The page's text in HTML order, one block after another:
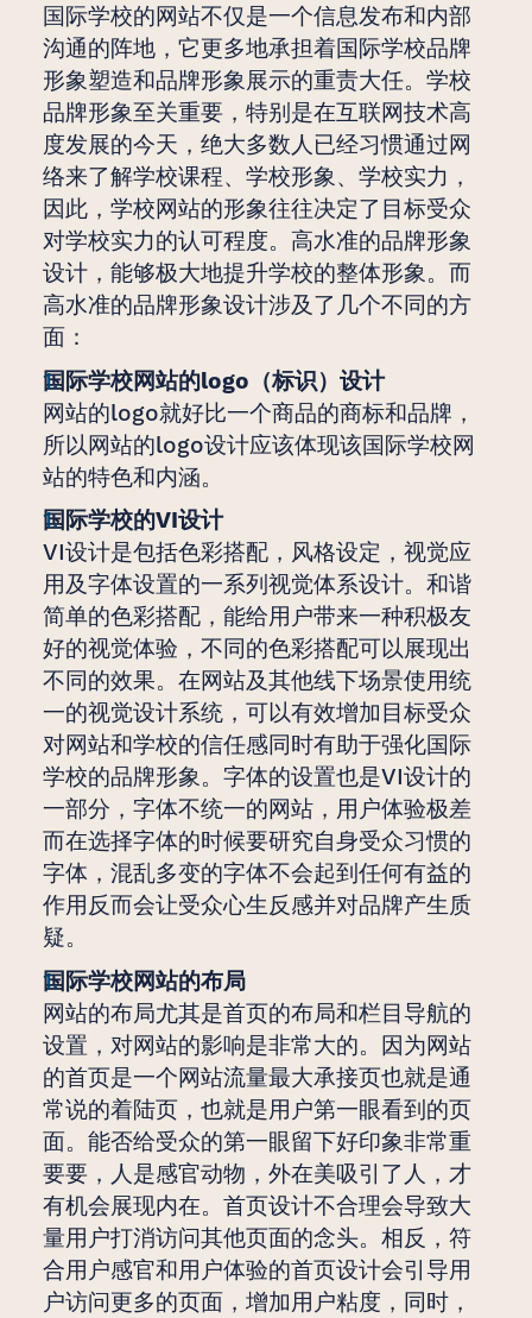
国际学校的网站不仅是一个信息发布和内部
沟通的阵地，它更多地承担着国际学校品牌
形象塑造和品牌形象展示的重责大任。学校
品牌形象至关重要，特别是在互联网技术高
度发展的今天，绝大多数人已经习惯通过网
络来了解学校课程、学校形象、学校实力，
因此，学校网站的形象往往决定了目标受众
对学校实力的认可程度。高水准的品牌形象
设计，能够极大地提升学校的整体形象。而
高水准的品牌形象设计涉及了几个不同的方
面：
国际学校网站的logo（标识）设计
网站的logo就好比一个商品的商标和品牌，
所以网站的logo设计应该体现该国际学校网
站的特色和内涵。
国际学校的VI设计
VI设计是包括色彩搭配，风格设定，视觉应
用及字体设置的一系列视觉体系设计。和谐
简单的色彩搭配，能给用户带来一种积极友
好的视觉体验，不同的色彩搭配可以展现出
不同的效果。在网站及其他线下场景使用统
一的视觉设计系统，可以有效增加目标受众
对网站和学校的信任感同时有助于强化国际
学校的品牌形象。字体的设置也是VI设计的
一部分，字体不统一的网站，用户体验极差
而在选择字体的时候要研究自身受众习惯的
字体，混乱多变的字体不会起到任何有益的
作用反而会让受众心生反感并对品牌产生质
疑。
国际学校网站的布局
网站的布局尤其是首页的布局和栏目导航的
设置，对网站的影响是非常大的。因为网站
的首页是一个网站流量最大承接页也就是通
常说的着陆页，也就是用户第一眼看到的页
面。能否给受众的第一眼留下好印象非常重
要要，人是感官动物，外在美吸引了人，才
有机会展现内在。首页设计不合理会导致大
量用户打消访问其他页面的念头。相反，符
合用户感官和用户体验的首页设计会引导用
户访问更多的页面，增加用户粘度，同时，